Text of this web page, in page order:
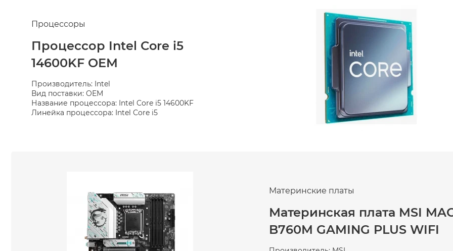
Процессоры
Процессор Intel Core i5
14600KF OEM
Производитель: Intel
Вид поставки: OEM
Название процессора: Intel Core i5 14600KF
Линейка процессора: Intel Core i5
Материнские платы
Материнская плата MSI
B760M GAMING PLUS WIFI